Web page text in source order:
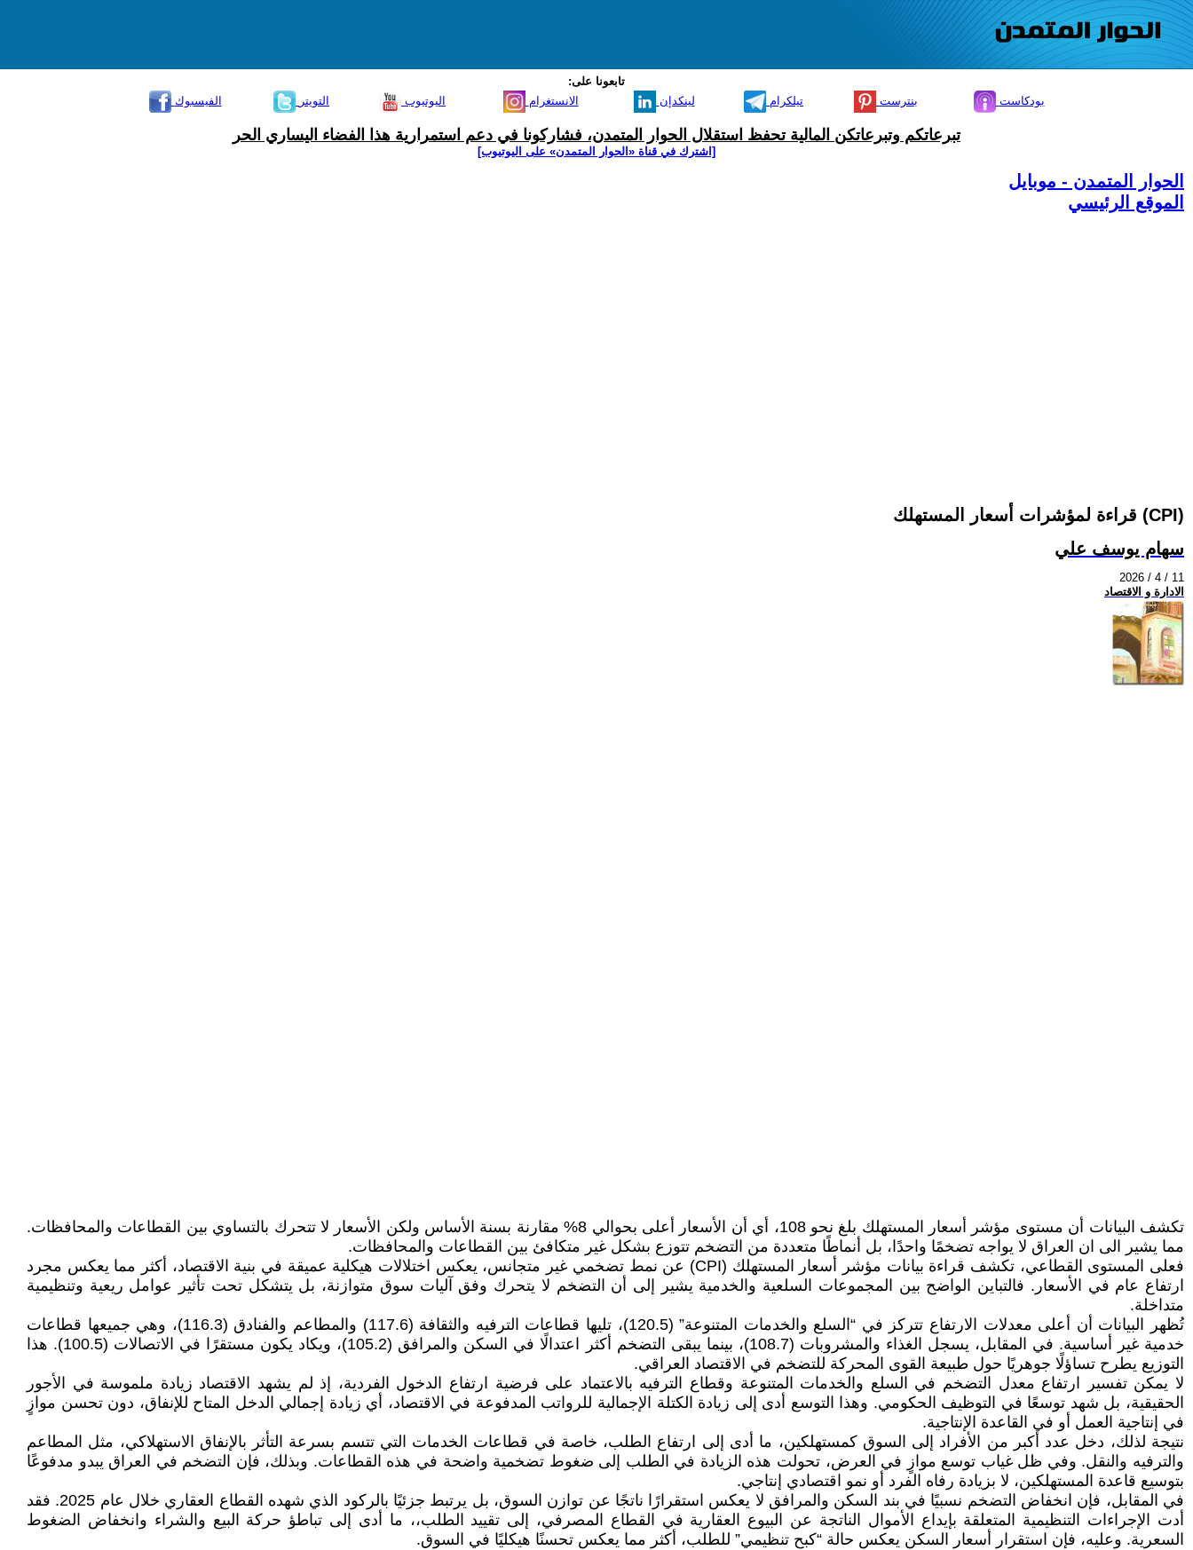
تابعونا على:
الفيسبوك
التويتر اليوتيوب الانستغرام لينكدإن تيلكرام بنترست بودكاست
تبرعاتكم وتبرعاتكن المالية تحفظ استقلال الحوار المتمدن، فشاركونا في دعم استمرارية هذا الفضاء اليساري الحر
[اشترك في قناة ‫«الحوار المتمدن» على اليوتيوب]
الحوار المتمدن - موبايل
الموقع الرئيسي
قراءة لمؤشرات أسعار المستهلك (CPI)
سهام يوسف علي
2026 / 4 / 11
الادارة و الاقتصاد
تكشف البيانات أن مستوى مؤشر أسعار المستهلك بلغ نحو 108، أي أن الأسعار أعلى بحوالي 8% مقارنة بسنة الأساس ولكن الأسعار لا تتحرك بالتساوي بين القطاعات والمحافظات.
مما يشير الى ان العراق لا يواجه تضخمًا واحدًا، بل أنماطًا متعددة من التضخم تتوزع بشكل غير متكافئ بين القطاعات والمحافظات.
فعلى المستوى القطاعي، تكشف قراءة بيانات مؤشر أسعار المستهلك (CPI) عن نمط تضخمي غير متجانس، يعكس اختلالات هيكلية عميقة في بنية الاقتصاد، أكثر مما يعكس مجرد
ارتفاع عام في الأسعار. فالتباين الواضح بين المجموعات السلعية والخدمية يشير إلى أن التضخم لا يتحرك وفق آليات سوق متوازنة، بل يتشكل تحت تأثير عوامل ريعية وتنظيمية
متداخلة.
تُظهر البيانات أن أعلى معدلات الارتفاع تتركز في “السلع والخدمات المتنوعة” (120.5)، تليها قطاعات الترفيه والثقافة (117.6) والمطاعم والفنادق (116.3)، وهي جميعها قطاعات
خدمية غير أساسية. في المقابل، يسجل الغذاء والمشروبات (108.7)، بينما يبقى التضخم أكثر اعتدالًا في السكن والمرافق (105.2)، ويكاد يكون مستقرًا في الاتصالات (100.5). هذا
التوزيع يطرح تساؤلًا جوهريًا حول طبيعة القوى المحركة للتضخم في الاقتصاد العراقي.
لا يمكن تفسير ارتفاع معدل التضخم في السلع والخدمات المتنوعة وقطاع الترفيه بالاعتماد على فرضية ارتفاع الدخول الفردية، إذ لم يشهد الاقتصاد زيادة ملموسة في الأجور
الحقيقية، بل شهد توسعًا في التوظيف الحكومي. وهذا التوسع أدى إلى زيادة الكتلة الإجمالية للرواتب المدفوعة في الاقتصاد، أي زيادة إجمالي الدخل المتاح للإنفاق، دون تحسن موازٍ
في إنتاجية العمل أو في القاعدة الإنتاجية.
نتيجة لذلك، دخل عدد أكبر من الأفراد إلى السوق كمستهلكين، ما أدى إلى ارتفاع الطلب، خاصة في قطاعات الخدمات التي تتسم بسرعة التأثر بالإنفاق الاستهلاكي، مثل المطاعم
والترفيه والنقل. وفي ظل غياب توسع موازٍ في العرض، تحولت هذه الزيادة في الطلب إلى ضغوط تضخمية واضحة في هذه القطاعات. وبذلك، فإن التضخم في العراق يبدو مدفوعًا
بتوسيع قاعدة المستهلكين، لا بزيادة رفاه الفرد أو نمو اقتصادي إنتاجي.
في المقابل، فإن انخفاض التضخم نسبيًا في بند السكن والمرافق لا يعكس استقرارًا ناتجًا عن توازن السوق، بل يرتبط جزئيًا بالركود الذي شهده القطاع العقاري خلال عام 2025. فقد
أدت الإجراءات التنظيمية المتعلقة بإيداع الأموال الناتجة عن البيوع العقارية في القطاع المصرفي، إلى تقييد الطلب،، ما أدى إلى تباطؤ حركة البيع والشراء وانخفاض الضغوط
السعرية. وعليه، فإن استقرار أسعار السكن يعكس حالة “كبح تنظيمي” للطلب، أكثر مما يعكس تحسنًا هيكليًا في السوق.